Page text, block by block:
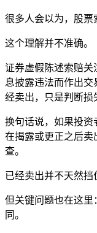
很多人会以为，股票
这个理解并不准确。
证券虚假陈述索赔关
息披露违法而作出
经卖出，只是判断损
换句话说，如果投资
在揭露或更正之后卖
查。
已经卖出并不天然挡
但关键问题也在这里
同。